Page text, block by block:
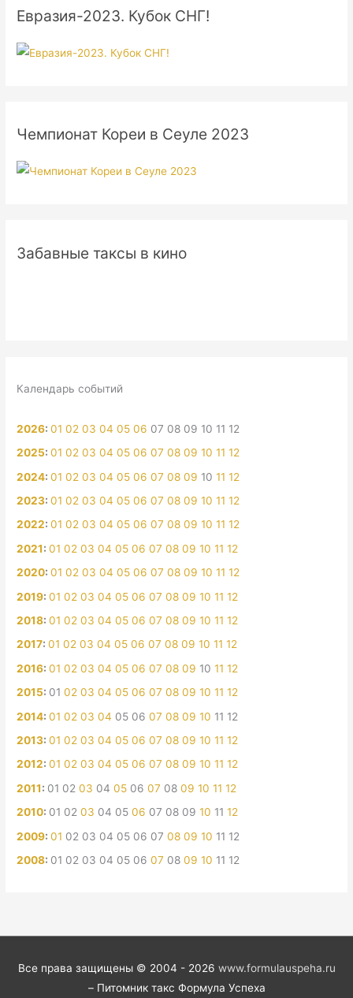
Евразия-2023. Кубок СНГ!
Чемпионат Кореи в Сеуле 2023
Забавные таксы в кино
Календарь событий
2026:01 02 03 04 05 06 07 08 09 10 11 12
2025:01 02 03 04 05 06 07 08 09 10 11 12
2024:01 02 03 04 05 06 07 08 09 10 11 12
2023:01 02 03 04 05 06 07 08 09 10 11 12
2022:01 02 03 04 05 06 07 08 09 10 11 12
2021:01 02 03 04 05 06 07 08 09 10 11 12
2020:01 02 03 04 05 06 07 08 09 10 11 12
2019:01 02 03 04 05 06 07 08 09 10 11 12
2018:01 02 03 04 05 06 07 08 09 10 11 12
2017:01 02 03 04 05 06 07 08 09 10 11 12
2016:01 02 03 04 05 06 07 08 09 10 11 12
2015: 01 02 03 04 05 06 07 08 09 10 11 12
2014:01 02 03 04 05 06 07 08 09 10 11 12
2013:01 02 03 04 05 06 07 08 09 10 11 12
2012:01 02 03 04 05 06 07 08 09 10 11 12
2011: 01 02 03 04 05 06 07 08 09 10 11 12
2010: 01 02 03 04 05 06 07 08 09 10 11 12
2009:01 02 03 04 05 06 07 08 09 10 11 12
2008: 01 02 03 04 05 06 07 08 09 10 11 12
Все права защищены © 2004 - 2026 www.formulauspeha.ru
– Питомник такс Формула Успеха